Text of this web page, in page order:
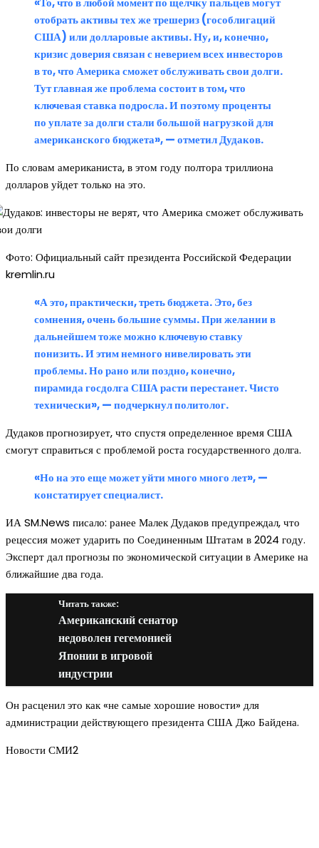
отобрать активы тех же трешериз (гособлигаций
США) или долларовые активы. Ну, и, конечно,
кризис доверия связан с неверием всех инвесторов
в то, что Америка сможет обслуживать свои долги.
Тут главная же проблема состоит в том, что
ключевая ставка подросла. И поэтому проценты
по уплате за долги стали большой нагрузкой для
американского бюджета», — отметил Дудаков.
По словам американиста, в этом году полтора триллиона
долларов уйдет только на это.
Фото: Официальный сайт президента Российской Федерации
kremlin.ru
«А это, практически, треть бюджета. Это, без
сомнения, очень большие суммы. При желании в
дальнейшем тоже можно ключевую ставку
понизить. И этим немного нивелировать эти
проблемы. Но рано или поздно, конечно,
пирамида госдолга США расти перестанет. Чисто
технически», — подчеркнул политолог.
Дудаков прогнозирует, что спустя определенное время США
смогут справиться с проблемой роста государственного долга.
«Но на это еще может уйти много много лет», —
констатирует специалист.
ИА SM.News писало: ранее Малек Дудаков предупреждал, что
рецессия может ударить по Соединенным Штатам в 2024 году.
Эксперт дал прогнозы по экономической ситуации в Америке на
ближайшие два года.
Читать также:
Американский сенатор
недоволен гегемонией
Японии в игровой
индустрии
Он расценил это как «не самые хорошие новости» для
администрации действующего президента США Джо Байдена.
Новости СМИ2